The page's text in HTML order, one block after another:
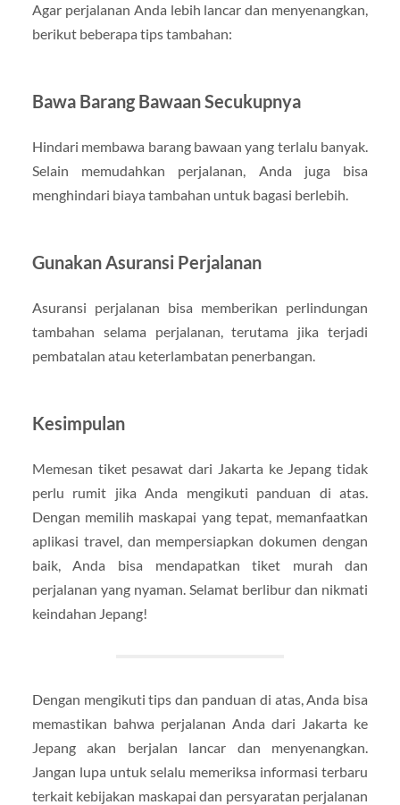
Agar perjalanan Anda lebih lancar dan menyenangkan,
berikut beberapa tips tambahan:
Bawa Barang Bawaan Secukupnya
Hindari membawa barang bawaan yang terlalu banyak.
Selain memudahkan perjalanan, Anda juga bisa
menghindari biaya tambahan untuk bagasi berlebih.
Gunakan Asuransi Perjalanan
Asuransi perjalanan bisa memberikan perlindungan
tambahan selama perjalanan, terutama jika terjadi
pembatalan atau keterlambatan penerbangan.
Kesimpulan
Memesan tiket pesawat dari Jakarta ke Jepang tidak
perlu rumit jika Anda mengikuti panduan di atas.
Dengan memilih maskapai yang tepat, memanfaatkan
aplikasi travel, dan mempersiapkan dokumen dengan
baik, Anda bisa mendapatkan tiket murah dan
perjalanan yang nyaman. Selamat berlibur dan nikmati
keindahan Jepang!
Dengan mengikuti tips dan panduan di atas, Anda bisa
memastikan bahwa perjalanan Anda dari Jakarta ke
Jepang akan berjalan lancar dan menyenangkan.
Jangan lupa untuk selalu memeriksa informasi terbaru
terkait kebijakan maskapai dan persyaratan perjalanan